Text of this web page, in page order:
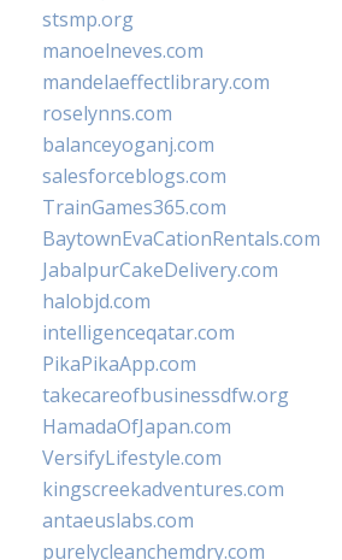
stsmp.org
manoelneves.com
mandelaeffectlibrary.com
roselynns.com
balanceyoganj.com
salesforceblogs.com
TrainGames365.com
BaytownEvaCationRentals.com
JabalpurCakeDelivery.com
halobjd.com
intelligenceqatar.com
PikaPikaApp.com
takecareofbusinessdfw.org
HamadaOfJapan.com
VersifyLifestyle.com
kingscreekadventures.com
antaeuslabs.com
purelycleanchemdry.com